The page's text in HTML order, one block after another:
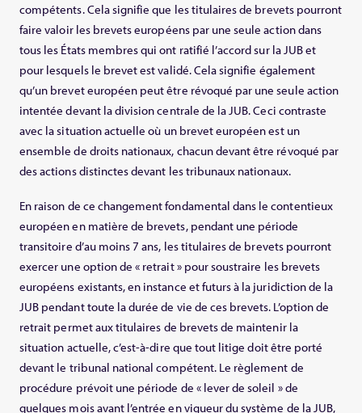
compétents. Cela signifie que les titulaires de brevets pourront
faire valoir les brevets européens par une seule action dans
tous les États membres qui ont ratifié l’accord sur la JUB et
pour lesquels le brevet est validé. Cela signifie également
qu’un brevet européen peut être révoqué par une seule action
intentée devant la division centrale de la JUB. Ceci contraste
avec la situation actuelle où un brevet européen est un
ensemble de droits nationaux, chacun devant être révoqué par
des actions distinctes devant les tribunaux nationaux.
En raison de ce changement fondamental dans le contentieux
européen en matière de brevets, pendant une période
transitoire d’au moins 7 ans, les titulaires de brevets pourront
exercer une option de « retrait » pour soustraire les brevets
européens existants, en instance et futurs à la juridiction de la
JUB pendant toute la durée de vie de ces brevets. L’option de
retrait permet aux titulaires de brevets de maintenir la
situation actuelle, c’est-à-dire que tout litige doit être porté
devant le tribunal national compétent. Le règlement de
procédure prévoit une période de « lever de soleil » de
quelques mois avant l’entrée en vigueur du système de la JUB,